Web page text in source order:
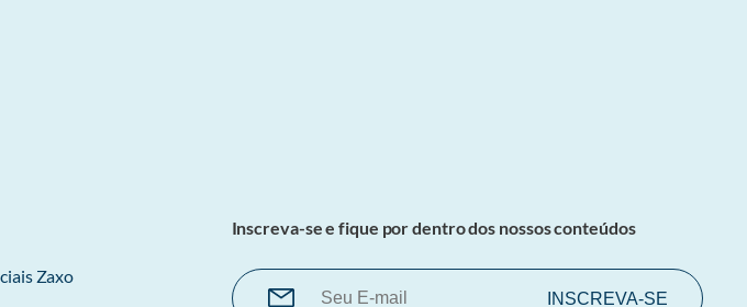
Zaxo
Inscreva-se e fique por dentro dos nossos conteúdos